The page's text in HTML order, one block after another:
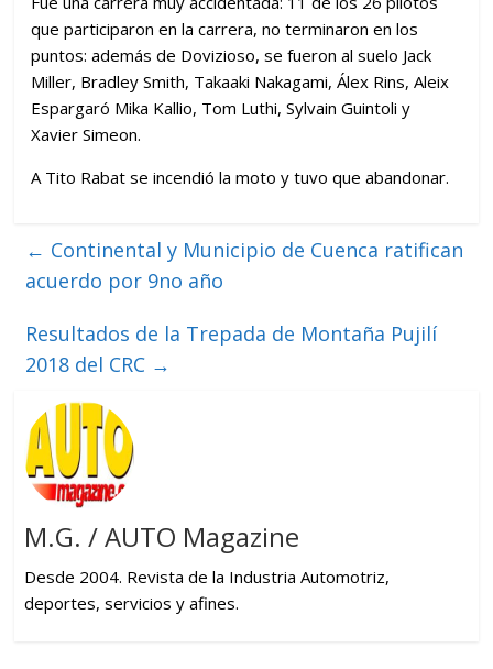
que participaron en la carrera, no terminaron en los
puntos: además de Dovizioso, se fueron al suelo Jack
Miller, Bradley Smith, Takaaki Nakagami, Álex Rins, Aleix
Espargaró Mika Kallio, Tom Luthi, Sylvain Guintoli y
Xavier Simeon.
A Tito Rabat se incendió la moto y tuvo que abandonar.
← Continental y Municipio de Cuenca ratifican
acuerdo por 9no año
Resultados de la Trepada de Montaña Pujilí
2018 del CRC →
M.G. / AUTO Magazine
Desde 2004. Revista de la Industria Automotriz,
deportes, servicios y afines.